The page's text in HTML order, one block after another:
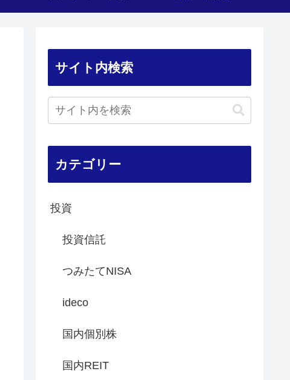
サイト内検索
カテゴリー
投資
投資信託
つみたてNISA
ideco
国内個別株
国内REIT